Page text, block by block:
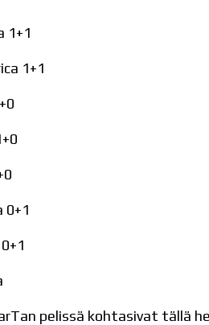
1+1
1+1
0+1
pelissä kohtasivat tällä